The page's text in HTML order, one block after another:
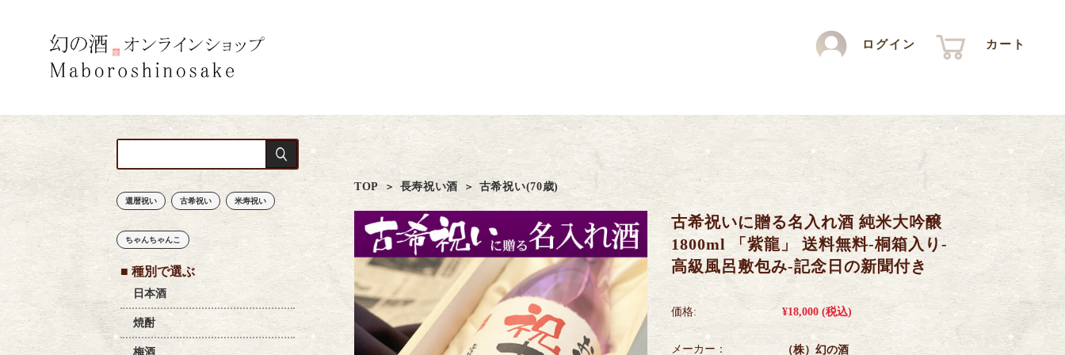
ログイン カート
TOP 長寿祝い酒 古希祝い(70歳)
古希祝いに贈る名入れ酒 純米大吟醸
1800ml 「紫龍」 送料無料-桐箱入り-
高級風呂敷包み-記念日の新聞付き
価格: ¥18,000 (税込)
メーカー： （株）幻の酒
還暦祝い 古希祝い 米寿祝い
ちゃんちゃんこ
■ 種別で選ぶ
日本酒
焼酎
梅酒